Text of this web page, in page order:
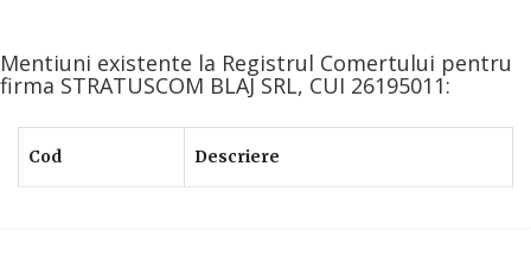
Mentiuni existente la Registrul Comertului pentru
firma STRATUSCOM BLAJ SRL, CUI 26195011:
Cod Descriere